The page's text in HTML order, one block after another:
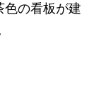
色の看板が建